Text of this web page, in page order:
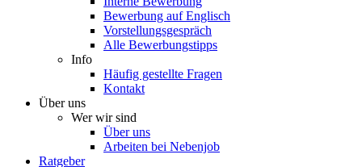
Bewerbung auf Englisch
Vorstellungsgespräch
Alle Bewerbungstipps
Info
Häufig gestellte Fragen
Kontakt
Über uns
Wer wir sind
Über uns
Arbeiten bei Nebenjob
Ratgeber